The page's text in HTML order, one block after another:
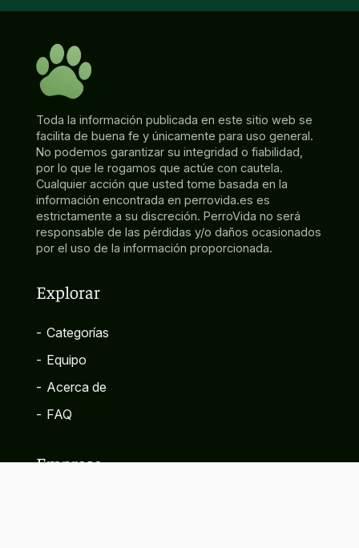
Toda la información publicada en este sitio web se
facilita de buena fe y únicamente para uso general.
No podemos garantizar su integridad o fiabilidad,
por lo que le rogamos que actúe con cautela.
Cualquier acción que usted tome basada en la
información encontrada en perrovida.es es
estrictamente a su discreción. PerroVida no será
responsable de las pérdidas y/o daños ocasionados
por el uso de la información proporcionada.
Explorar
- Categorías
- Equipo
- Acerca de
- FAQ
Empresa